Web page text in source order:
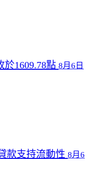
於1609.78點 8月6日
款支持流動性 8月6